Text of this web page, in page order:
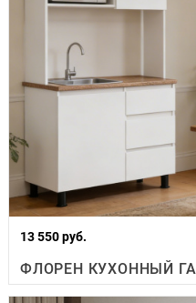
13 550 руб.
ФЛОРЕН КУХОННЫЙ